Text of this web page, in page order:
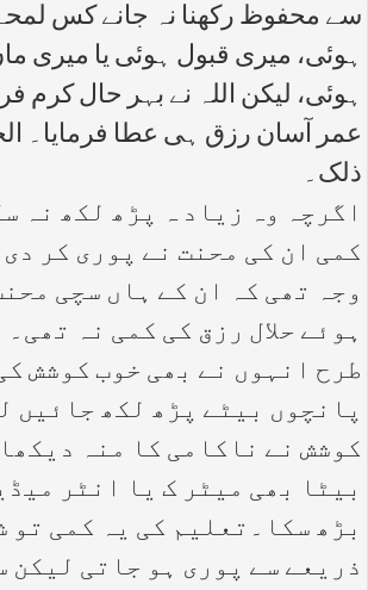
سے محفوظ رکھنا نہ جانے کس
ہوئی، میری قبول ہوئی یا میری
ہوئی، لیکن اللہ نے بہر حال کرم
عمر آسان رزق ہی عطا فرمایا۔
ذلک۔
اگرچہ وہ زیاد ہ پڑھ لکھ نہ
کمی ان کی محنت نے پوری کر
وجہ تھی کہ ان کے ہاں سچی
ہوئے حلال رزق کی کمی نہ
طرح انہوں نے بھی خوب کوشش
پانچوں بیٹے پڑھ لکھ جائیں
کوشش نے ناکامی کا منہ
بیٹا بھی میٹر ک یا انٹر
بڑھ سکا۔تعلیم کی یہ کمی تو
ذریعے سے پوری ہو جاتی لیکن